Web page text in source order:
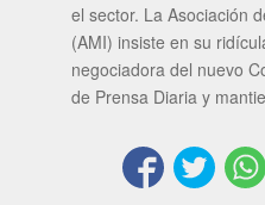
el sector. La Asociación
(AMI) insiste en su
negociadora del nuevo
de Prensa Diaria y